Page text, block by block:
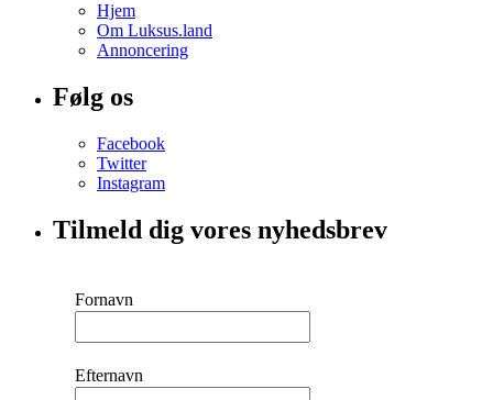
Hjem
Om Luksus.land
Annoncering
Følg os
Facebook
Twitter
Instagram
Tilmeld dig vores nyhedsbrev
Fornavn
Efternavn